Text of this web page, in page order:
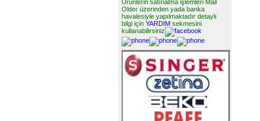
Ürünlerin satınalma işlemleri Mail
Older üzerinden yada banka
havalesiyle yapılmaktadır detaylı
bilgi için YARDIM sekmesini
kullanabilirsiniz